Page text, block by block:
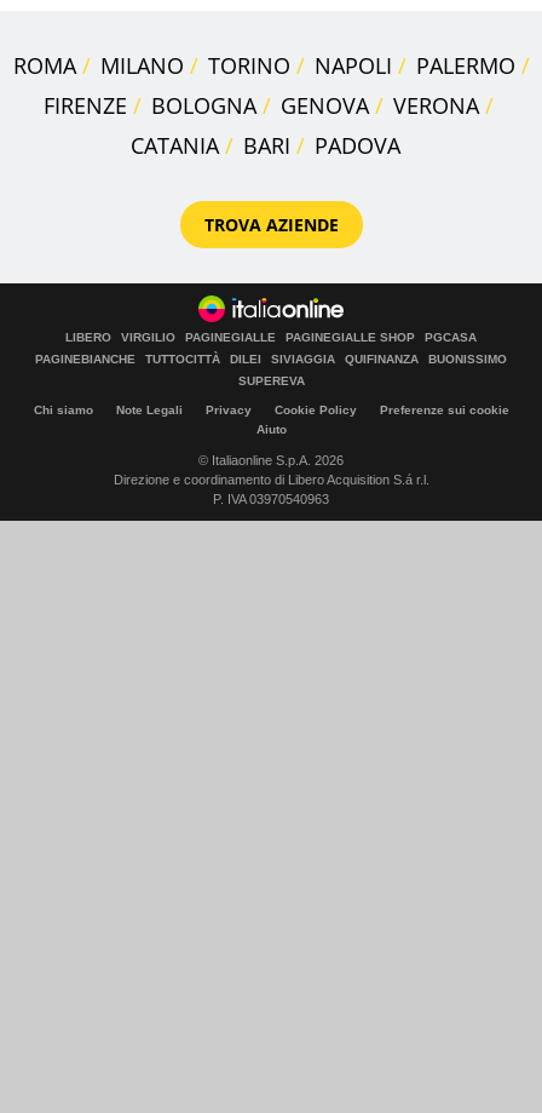
ROMA MILANO TORINO NAPOLI
PALERMO
FIRENZE
BOLOGNA GENOVA
VERONA
CATANIA
BARI PADOVA
TROVA AZIENDE
LIBERO VIRGILIO PAGINEGIALLE PAGINEGIALLE SHOP
PGCASA
PAGINEBIANCHE
TUTTOCITTÀ DILEI SIVIAGGIA QUIFINANZA
BUONISSIMO
SUPEREVA
Chi siamo Note Legali Privacy Cookie Policy
Preferenze sui cookie
Aiuto
© Italiaonline S.p.A. 2026
Direzione e coordinamento di Libero Acquisition S.á r.l.
P. IVA 03970540963